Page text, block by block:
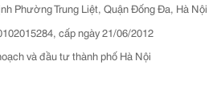
Phường Trung Liệt, Quận Đống Đa, Hà Nội
cấp ngày 21/06/2012
và đầu tư thành phố Hà Nội